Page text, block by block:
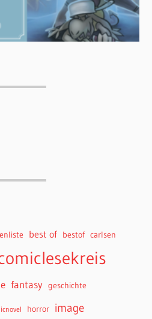
best of bestof carlsen
fantasy geschichte
horror image